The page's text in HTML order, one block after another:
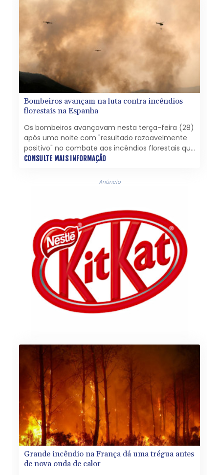
Bombeiros avançam na luta contra incêndios
florestais na Espanha
Os bombeiros avançavam nesta terça-feira (28)
após uma noite com "resultado razoavelmente
positivo" no combate aos incêndios florestais que
devastam áreas próximas a Madri e obrigaram
região, afirmou o ministro do Interior, Fernando
CONSULTE MAIS INFORMAÇÃO
Anúncio
Grande incêndio na França dá uma trégua antes
de nova onda de calor